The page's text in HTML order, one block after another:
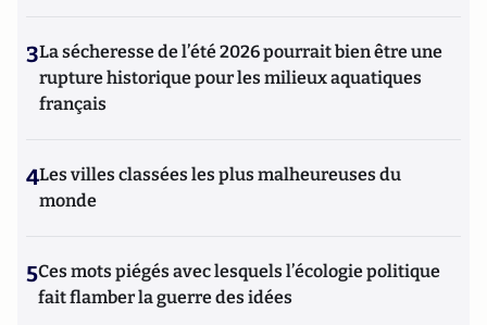
3La sécheresse de l’été 2026 pourrait bien être une
rupture historique pour les milieux aquatiques
français
4Les villes classées les plus malheureuses du
monde
5Ces mots piégés avec lesquels l’écologie politique
fait flamber la guerre des idées